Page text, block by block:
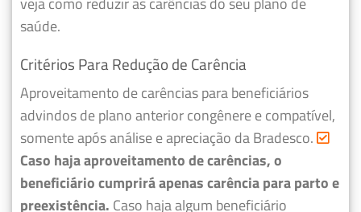
saúde.
Critérios Para Redução de Carência
Aproveitamento de carências para beneficiários
advindos de plano anterior congênere e compatível,
somente após análise e apreciação da Bradesco.
Caso haja aproveitamento de carências, o
beneficiário cumprirá apenas carência para parto e
preexistência. Caso haja algum beneficiário